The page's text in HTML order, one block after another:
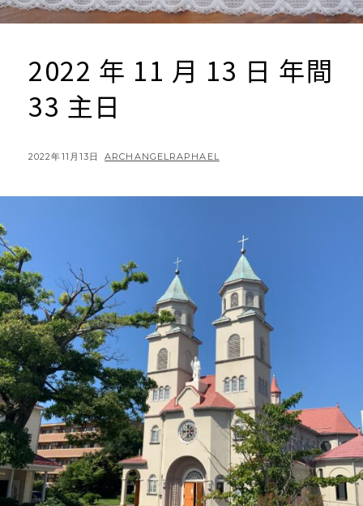
2022 年 11 月 13 日 年間
33 主日
POSTED
2022年11月13日 BY
ARCHANGELRAPHAEL